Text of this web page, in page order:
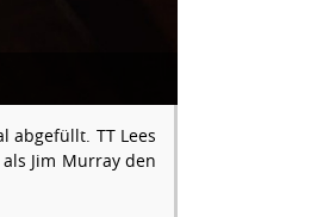
abgefüllt. TT Lees
Jim Murray den